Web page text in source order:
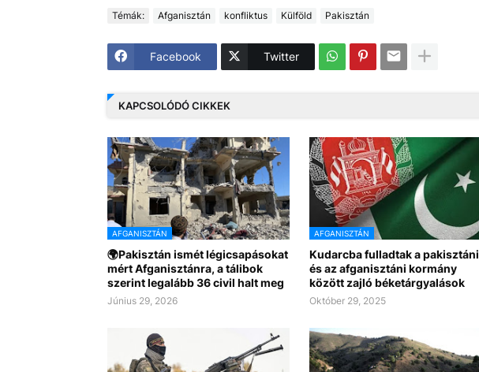
Témák: Afganisztán konfliktus Külföld Pakisztán
Facebook Twitter
KAPCSOLÓDÓ CIKKEK
AFGANISZTÁN
🌍Pakisztán ismét légicsapásokat
mért Afganisztánra, a tálibok
szerint legalább 36 civil halt meg
Június 29, 2026
AFGANISZTÁN
Kudarcba fulladtak a pakisztáni
és az afganisztáni kormány
között zajló béketárgyalások
Október 29, 2025